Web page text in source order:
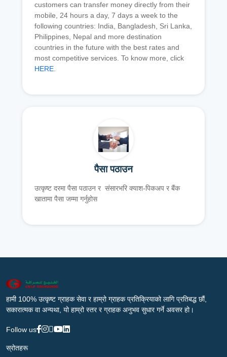
customers can transfer money directly from their
mobile, 24 hours a day, 7 days a week to the
following countries: India, Bangladesh, Sri Lanka,
Philippines, Nepal and more destination
countries in the future with the best rates and
most competitive services. To know more, click
HERE.
पैसा पठाउन
उत्कृष्ट दरमा पैसा पठाउन र संसारभरि क्याश-पिकअप र बैंक
खातामा पैसा जम्मा गर्नुहोस
हामी 100% उत्कृष्ट ग्राहक सेवा र हाम्रो ग्राहक प्रतिक्रियाको लागि प्रतिबद्ध छौं,
सकारात्मक वा अन्यथा, यो हाम्रो स्तर र ग्राहक अनुभव सुधार गर्ने अवसर हो।
Follow us
स्रोतहरू